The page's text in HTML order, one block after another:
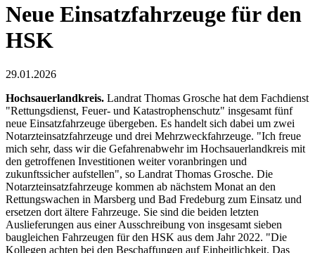
Neue Einsatzfahrzeuge für den
HSK
29.01.2026
Hochsauerlandkreis. Landrat Thomas Grosche hat dem Fachdienst
"Rettungsdienst, Feuer- und Katastrophenschutz" insgesamt fünf
neue Einsatzfahrzeuge übergeben. Es handelt sich dabei um zwei
Notarzteinsatzfahrzeuge und drei Mehrzweckfahrzeuge. "Ich freue
mich sehr, dass wir die Gefahrenabwehr im Hochsauerlandkreis mit
den getroffenen Investitionen weiter voranbringen und
zukunftssicher aufstellen", so Landrat Thomas Grosche. Die
Notarzteinsatzfahrzeuge kommen ab nächstem Monat an den
Rettungswachen in Marsberg und Bad Fredeburg zum Einsatz und
ersetzen dort ältere Fahrzeuge. Sie sind die beiden letzten
Auslieferungen aus einer Ausschreibung von insgesamt sieben
baugleichen Fahrzeugen für den HSK aus dem Jahr 2022. "Die
Kollegen achten bei den Beschaffungen auf Einheitlichkeit. Das